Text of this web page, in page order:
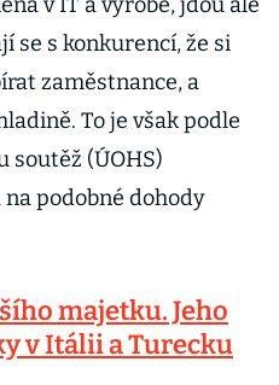
se s konkurencí, že si
zaměstnance, a
To je však podle
soutěž (ÚOHS)
na podobné dohody
majetku. Jeho
v Itálii a Turecku